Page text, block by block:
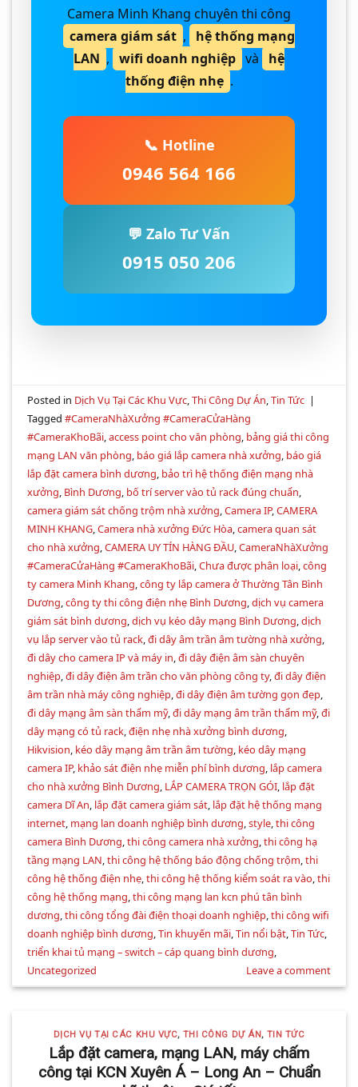
Camera Minh Khang chuyên thi công
camera giám sát ,
hệ thống mạng
LAN , wifi doanh nghiệp và
hệ
thống điện nhẹ .
📞 Hotline
0946 564 166
💬 Zalo Tư Vấn
0915 050 206
Posted in Dịch Vụ Tại Các Khu Vực,Thi Công Dự Án,Tin Tức |
Tagged#CameraNhàXưởng #CameraCửaHàng
#CameraKhoBãi,access point cho văn phòng, bảng giá thi công
mạng LAN văn phòng, báo giá lắp camera nhà xưởng, báo giá
lắp đặt camera bình dương, bảo trì hệ thống điện mạng nhà
xưởng, Bình Dương, bố trí server vào tủ rack đúng chuẩn,
camera giám sát chống trộm nhà xưởng,Camera IP,CAMERA
MINH KHANG,Camera nhà xưởng Đức Hòa,camera quan sát
cho nhà xưởng,CAMERA UY TÍN HÀNG ĐẦU,CameraNhàXưởng
#CameraCửaHàng #CameraKhoBãi,Chưa được phân loại,công
ty camera Minh Khang,công ty lắp camera ở Thường Tân Bình
Dương,công ty thi công điện nhẹ Bình Dương,dịch vụ camera
giám sát bình dương,dịch vụ kéo dây mạng Bình Dương,dịch
vụ lắp server vào tủ rack,đi dây âm trần âm tường nhà xưởng,
đi dây cho camera IP và máy in,đi dây điện âm sàn chuyên
nghiệp,đi dây điện âm trần cho văn phòng công ty,đi dây điện
âm trần nhà máy công nghiệp,đi dây điện âm tường gọn đẹp,
đi dây mạng âm sàn thẩm mỹ,đi dây mạng âm trần thẩm mỹ,đi
dây mạng có tủ rack,điện nhẹ nhà xưởng bình dương,
Hikvision, kéo dây mạng âm trần âm tường, kéo dây mạng
camera IP, khảo sát điện nhẹ miễn phí bình dương, lắp camera
cho nhà xưởng Bình Dương, LẮP CAMERA TRỌN GÓI, lắp đặt
camera Dĩ An, lắp đặt camera giám sát, lắp đặt hệ thống mạng
internet, mạng lan doanh nghiệp bình dương,style,thi công
camera Bình Dương,thi công camera nhà xưởng,thi công hạ
tầng mạng LAN,thi công hệ thống báo động chống trộm,thi
công hệ thống điện nhẹ,thi công hệ thống kiểm soát ra vào,thi
công hệ thống mạng,thi công mạng lan kcn phú tân bình
dương,thi công tổng đài điện thoại doanh nghiệp,thi công wifi
doanh nghiệp bình dương,Tin khuyến mãi,Tin nổi bật,Tin Tức,
triển khai tủ mạng – switch – cáp quang bình dương,
Uncategorized
Leave a comment
DỊCH VỤ TẠI CÁC KHU VỰC, THI CÔNG DỰ ÁN , TIN TỨC
Lắp đặt camera, mạng LAN, máy chấm
công tại KCN Xuyên Á – Long An – Chuẩn